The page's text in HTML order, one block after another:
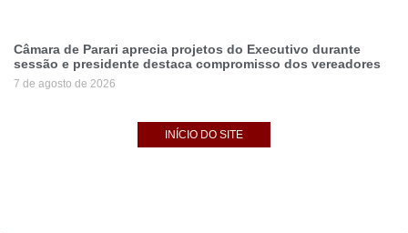
Câmara de Parari aprecia projetos do Executivo durante
sessão e presidente destaca compromisso dos vereadores
7 de agosto de 2026
INÍCIO DO SITE